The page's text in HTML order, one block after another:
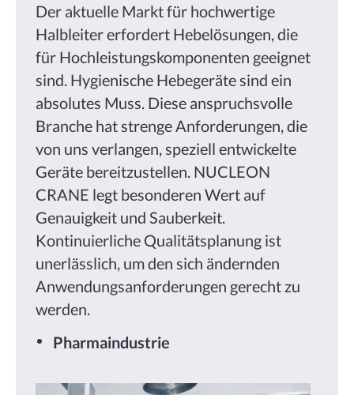
Der aktuelle Markt für hochwertige
Halbleiter erfordert Hebelösungen, die
für Hochleistungskomponenten geeignet
sind. Hygienische Hebegeräte sind ein
absolutes Muss. Diese anspruchsvolle
Branche hat strenge Anforderungen, die
von uns verlangen, speziell entwickelte
Geräte bereitzustellen. NUCLEON
CRANE legt besonderen Wert auf
Genauigkeit und Sauberkeit.
Kontinuierliche Qualitätsplanung ist
unerlässlich, um den sich ändernden
Anwendungsanforderungen gerecht zu
werden.
Pharmaindustrie